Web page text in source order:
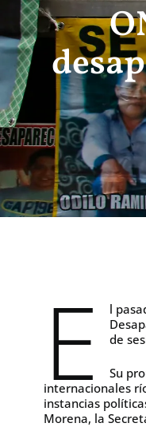
E
l
de
Su
internacionales
instancias
Morena, la